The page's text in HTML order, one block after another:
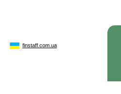
finstaff.com.ua